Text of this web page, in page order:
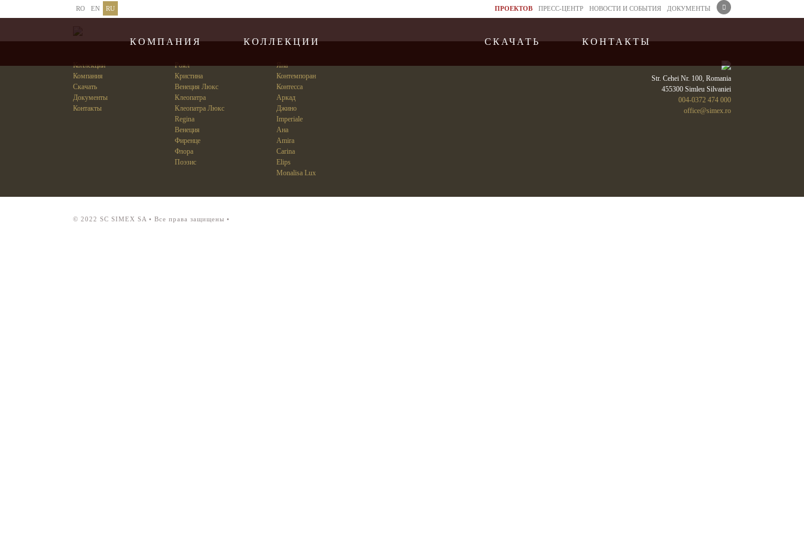
RO EN RU ПРОЕКТОВ ПРЕСС-ЦЕНТР НОВОСТИ И CОБЫТИЯ ДОКУМЕНТЫ
КОМПАНИЯ КОЛЛЕКЦИИ СКАЧАТЬ КОНТАКТЫ
Коллекции
Компания
Скачать
Документы
Контакты
Роял
Кристина
Венеция Люкс
Клеопатра
Клеопатра Люкс
Regina
Венеция
Фиренце
Флора
Поэзис
Яна
Контемпоран
Контесса
Аркад
Джино
Imperiale
Ана
Amira
Carina
Elips
Monalisa Lux
Str. Cehei Nr. 100, Romania
455300 Simleu Silvaniei
004-0372 474 000
office@simex.ro
© 2022 SC SIMEX SA • Все права защищены •